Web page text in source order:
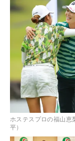
ホステスプロの福山恵
平）